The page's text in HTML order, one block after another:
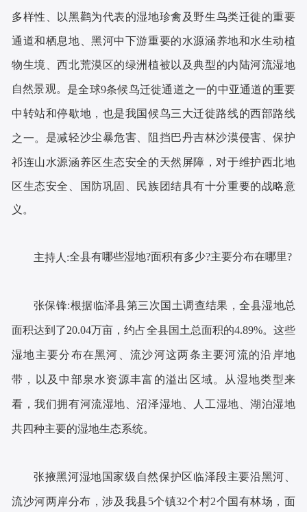
多样性 以黑鹳为代表的湿地珍禽及野生鸟类迁徙的重要
通道和栖息地 、黑河中下游重要的水源涵养地和水生动植
物生境 、西北荒漠区的绿洲植被 以及典型的内陆河流湿地
自然景观。 是全球9条候鸟迁徙通道之一的中亚通道的重要
中转站和停歇地，也是我国候鸟三大迁徙路线的西部路线
之一。 是减轻沙尘暴危害、阻挡巴丹吉林沙漠侵害、保护
祁连山水源涵养区生态安全的天然屏障，对于维护西北地
区生态安全、国防巩固、民族团结具有十分重要的战略意
义。
主持人:全县有哪些湿地?面积有多少?主要分布在哪里?
张保锋:根据临泽县第三次国土调查结果，全县湿地总
面积达到了20.04万亩，约占全县国土总面积的4.89%。这些
湿地主要分布在黑河、流沙河这两条主要河流的沿岸地
带，以及中部泉水资源丰富的溢出区域。从湿地类型来
看，我们拥有河流湿地 、沼泽湿地 人工湿地 、湖泊湿地
共四种主要的湿地生态系统。
张掖黑河湿地国家级自然保护区临泽段主要沿黑河、
流沙河两岸分布，涉及我县5个镇32个村2个国有林场，面